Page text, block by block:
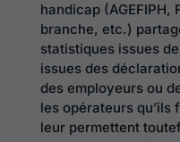
handicap (AGEFIPH,
branche, etc.)
statistiques issues
issues des
des employeurs ou
les opérateurs qu’ils
leur permettent